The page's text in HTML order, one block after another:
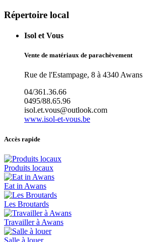
Répertoire local
Isol et Vous
Vente de matériaux de parachèvement
Rue de l'Estampage, 8 à 4340 Awans
04/361.36.66
0495/88.65.96
isol.et.vous@outlook.com
www.isol-et-vous.be
Accès rapide
Produits locaux
Eat in Awans
Les Broutards
Travailler à Awans
Salle à louer